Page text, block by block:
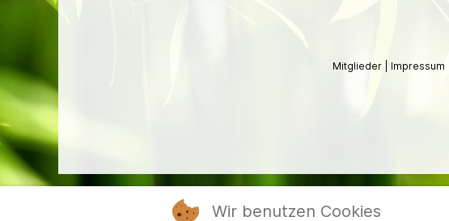
Mitglieder Impressum
Wir benutzen Cookies